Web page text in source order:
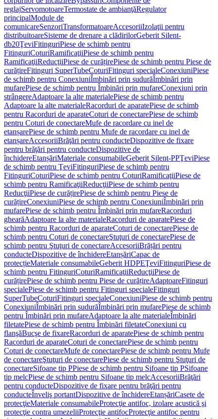
reglajServomotoareTermostate de ambianţăRegulator
principalModule de
comunicareSenzoriTransformatoareAccesoriiIzolaţii pentru
distribuitoareSisteme de drenare a clădirilorGeberit Silent-
db20ŢeviFitinguriPiese de schimb pentru
FitinguriCoturiRamificaţiiPiese de schimb pentru
RamificaţiiReducţiiPiese de curățirePiese de schimb pentru Piese de
curățireFitinguri SuperTubeCoturiFitinguri specialeConexiuniPiese
de schimb pentru ConexiuniÎmbinări prin sudurăÎmbinări prin
mufarePiese de schimb pentru Îmbinări prin mufareConexiuni prin
strângereAdaptoare la alte materialePiese de schimb pentru
Adaptoare la alte materialeRacorduri de aparatePiese de schimb
pentru Racorduri de aparateCoturi de conectarePiese de schimb
pentru Coturi de conectareMufe de racordare cu inel de
etanșarePiese de schimb pentru Mufe de racordare cu inel de
etanșareAccesoriiBrăţări pentru conducteDispozitive de fixare
pentru brăţări pentru conducteDispozitive de
închidereEtanșăriMateriale consumabileGeberit Silent-PPŢeviPiese
de schimb pentru ŢeviFitinguriPiese de schimb pentru
FitinguriCoturiPiese de schimb pentru CoturiRamificaţiiPiese de
schimb pentru RamificaţiiReducţiiPiese de schimb pentru
ReducţiiPiese de curățirePiese de schimb pentru Piese de
curățireConexiuniPiese de schimb pentru ConexiuniÎmbinări prin
mufarePiese de schimb pentru Îmbinări prin mufareRacorduri
ghearăAdaptoare la alte materialeRacorduri de aparatePiese de
schimb pentru Racorduri de aparateCoturi de conectarePiese de
schimb pentru Coturi de conectareŞtuţuri de conectarePiese de
schimb pentru Ştuţuri de conectareAccesoriiBrățări pentru
conducteDispozitive de închidereEtanșăriCapac de
protecțieMateriale consumabileGeberit HDPEŢeviFitinguriPiese de
schimb pentru FitinguriCoturiRamificaţiiReducţiiPiese de
curățirePiese de schimb pentru Piese de curățireAdaptoareFitinguri
specialePiese de schimb pentru Fitinguri specialeFitinguri
SuperTubeCoturiFitinguri specialeConexiuniPiese de schimb pentru
ConexiuniÎmbinări prin sudurăÎmbinări prin mufarePiese de schimb
pentru Îmbinări prin mufareAdaptoare la alte materialeÎmbinări
filetatePiese de schimb pentru Îmbinări filetateConexiuni cu
flanşăBucşe de fixareRacorduri de aparatePiese de schimb pentru
Racorduri de aparateCoturi de conectarePiese de schimb pentru
Coturi de conectareMufe de conectarePiese de schimb pentru Mufe
de conectareŞtuţuri de conectarePiese de schimb pentru Ştuţuri de
conectareSifoane tip PPiese de schimb pentru Sifoane tip PSifoane
tip melcPiese de schimb pentru Sifoane tip melcAccesoriiBrăţări
pentru conducteDispozitive de fixare pentru brăţări pentru
conducteÎnveliş portantDispozitive de închidereEtanșăriCasete de
protecţieMateriale consumabileProtecţie antifoc, izolare acustică şi
protecţie contra umezeliiProtecţie antifocProtecţie antifoc pentru